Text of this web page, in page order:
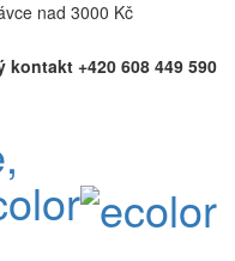
nad 3000 Kč
kontakt +420 608 449 590